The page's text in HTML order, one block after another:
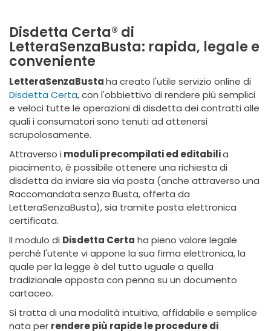
Disdetta Certa® di
LetteraSenzaBusta: rapida, legale e
conveniente
LetteraSenzaBustaha creato l'utile servizio online di
Disdetta Certa, con l'obbiettivo di rendere più semplici
e veloci tutte le operazioni di disdetta dei contratti alle
quali i consumatori sono tenuti ad attenersi
scrupolosamente.
Attraverso i moduli precompilati ed editabilia
piacimento, è possibile ottenere una richiesta di
disdetta da inviare sia via posta (anche attraverso una
Raccomandata senza Busta, offerta da
LetteraSenzaBusta), sia tramite posta elettronica
certificata.
Il modulo di Disdetta Certa ha pieno valore legale
perché l'utente vi appone la sua firma elettronica, la
quale per la legge è del tutto uguale a quella
tradizionale apposta con penna su un documento
cartaceo.
Si tratta di una modalità intuitiva, affidabile e semplice
nata per rendere più rapide le procedure di